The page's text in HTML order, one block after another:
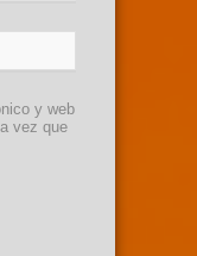
y web
vez que